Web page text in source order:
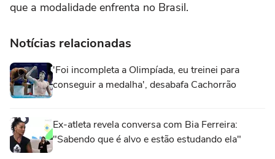
que a modalidade enfrenta no Brasil.
Notícias relacionadas
'Foi incompleta a Olimpíada, eu treinei para
conseguir a medalha', desabafa Cachorrão
Ex-atleta revela conversa com Bia Ferreira:
"Sabendo que é alvo e estão estudando ela"